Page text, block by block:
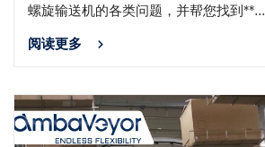
螺旋输送机的各类问题，并帮您找到**...
阅读更多